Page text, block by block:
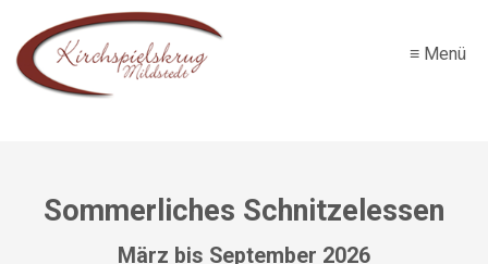
≡ Menü
Sommerliches Schnitzelessen
März bis September 2026